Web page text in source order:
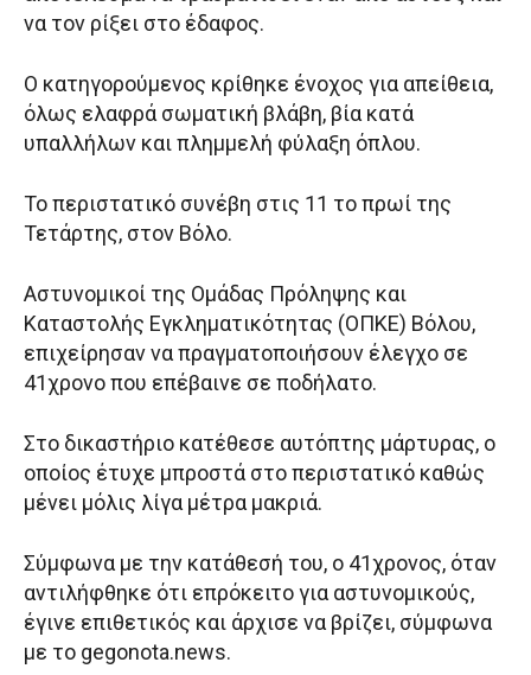
να τον ρίξει στο έδαφος.
Ο κατηγορούμενος κρίθηκε ένοχος για απείθεια,
όλως ελαφρά σωματική βλάβη, βία κατά
υπαλλήλων και πλημμελή φύλαξη όπλου.
Το περιστατικό συνέβη στις 11 το πρωί της
Τετάρτης, στον Βόλο.
Αστυνομικοί της Ομάδας Πρόληψης και
Καταστολής Εγκληματικότητας (ΟΠΚΕ) Βόλου,
επιχείρησαν να πραγματοποιήσουν έλεγχο σε
41χρονο που επέβαινε σε ποδήλατο.
Στο δικαστήριο κατέθεσε αυτόπτης μάρτυρας, ο
οποίος έτυχε μπροστά στο περιστατικό καθώς
μένει μόλις λίγα μέτρα μακριά.
Σύμφωνα με την κατάθεσή του, ο 41χρονος, όταν
αντιλήφθηκε ότι επρόκειτο για αστυνομικούς,
έγινε επιθετικός και άρχισε να βρίζει, σύμφωνα
με το gegonota.news.